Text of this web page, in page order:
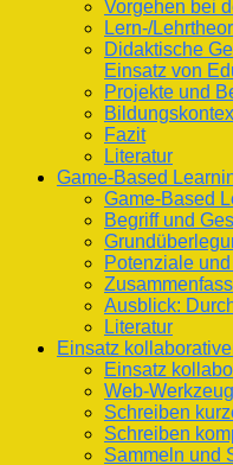
Vorgehen bei
Lern-/
Didaktische
Einsatz von
Projekte und
Fazit
Literatur
Game-Based
Game-Based
Begriff und
Potenziale
Ausblick:
Literatur
Einsatz
Einsatz
Web-
Schreiben
Schreiben
Sammeln und